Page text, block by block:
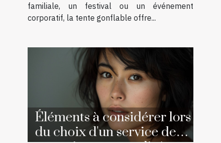
familiale, un festival ou un événement
corporatif, la tente gonflable offre...
Éléments à considérer lors
du choix d'un service de